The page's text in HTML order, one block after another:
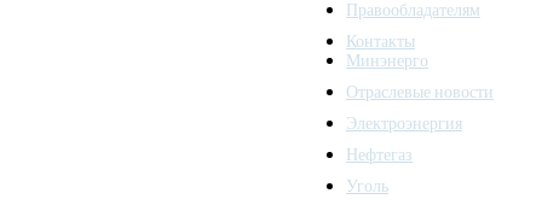
Правообладателям
Контакты
Минэнерго
Отраслевые новости
Электроэнергия
Нефтегаз
Уголь